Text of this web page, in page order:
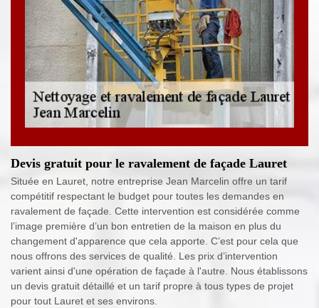
Devis gratuit pour le ravalement de façade Lauret
Située en Lauret, notre entreprise Jean Marcelin offre un tarif
compétitif respectant le budget pour toutes les demandes en
ravalement de façade. Cette intervention est considérée comme
l’image première d’un bon entretien de la maison en plus du
changement d'apparence que cela apporte. C’est pour cela que
nous offrons des services de qualité. Les prix d’intervention
varient ainsi d'une opération de façade à l'autre. Nous établissons
un devis gratuit détaillé et un tarif propre à tous types de projet
pour tout Lauret et ses environs.